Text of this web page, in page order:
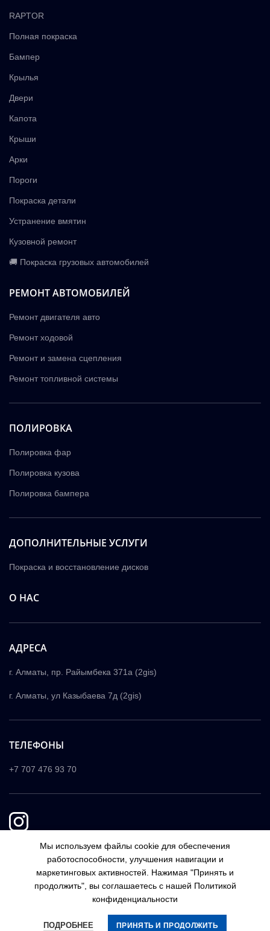
RAPTOR
Полная покраска
Бампер
Крылья
Двери
Капота
Крыши
Арки
Пороги
Покраска детали
Устранение вмятин
Кузовной ремонт
🚚 Покраска грузовых автомобилей
РЕМОНТ АВТОМОБИЛЕЙ
Ремонт двигателя авто
Ремонт ходовой
Ремонт и замена сцепления
Ремонт топливной системы
ПОЛИРОВКА
Полировка фар
Полировка кузова
Полировка бампера
ДОПОЛНИТЕЛЬНЫЕ УСЛУГИ
Покраска и восстановление дисков
О НАС
АДРЕСА
г. Алматы, пр. Райымбека 371а (2gis)
г. Алматы, ул Казыбаева 7д (2gis)
ТЕЛЕФОНЫ
+7 707 476 93 70
UNICAR Все права защищены 2019 - 2026
Мы используем файлы cookie для обеспечения
работоспособности, улучшения навигации и
маркетинговых активностей. Нажимая "Принять и
продолжить", вы соглашаетесь с нашей Политикой
конфиденциальности
ПОДРОБНЕЕ ПРИНЯТЬ И ПРОДОЛЖИТЬ